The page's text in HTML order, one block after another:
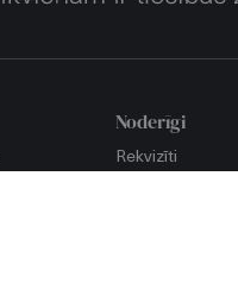
Noderīgi
Rekvizīti